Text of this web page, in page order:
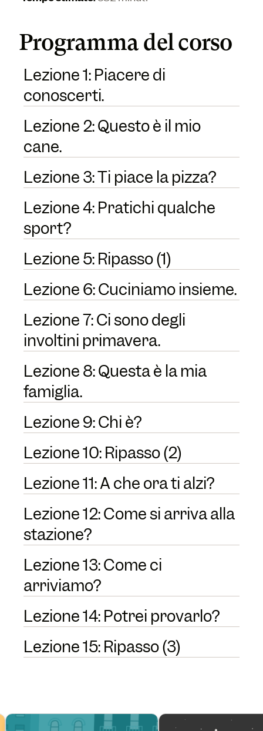
Programma del corso
Lezione 1: Piacere di
conoscerti.
Lezione 2: Questo è il mio
cane.
Lezione 3: Ti piace la pizza?
Lezione 4: Pratichi qualche
sport?
Lezione 5: Ripasso (1)
Lezione 6: Cuciniamo insieme.
Lezione 7: Ci sono degli
involtini primavera.
Lezione 8: Questa è la mia
famiglia.
Lezione 9: Chi è?
Lezione 10: Ripasso (2)
Lezione 11: A che ora ti alzi?
Lezione 12: Come si arriva alla
stazione?
Lezione 13: Come ci
arriviamo?
Lezione 14: Potrei provarlo?
Lezione 15: Ripasso (3)